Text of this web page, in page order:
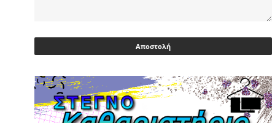
ΠΑΣΟΚ διεκδικεί ρόλο εναλλακτικής
πρότασης εξουσίας
Ακρίβεια: Με λίστα και περιορισμένες
επιλογές οι αγορές των νοικοκυριών
03/05/2026 | 07:59